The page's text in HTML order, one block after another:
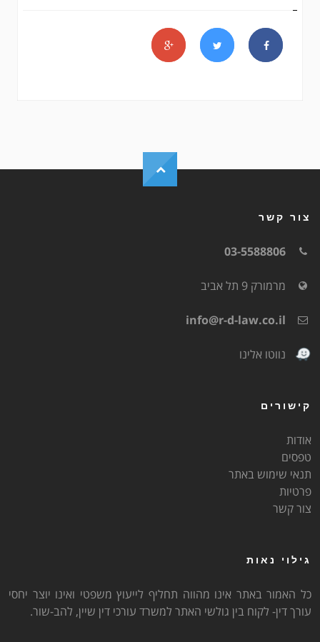
צור קשר
03-5588806
מרמורק 9 תל אביב
info@r-d-law.co.il
נווטו אלינו
קישורים
אודות
טפסים
תנאי שימוש באתר
פרטיות
צור קשר
גילוי נאות
כל האמור באתר אינו מהווה תחליף לייעוץ משפטי ואינו יוצר יחסי
עורך דין- לקוח בין גולשי האתר למשרד עורכי דין שיין, להב-שור.